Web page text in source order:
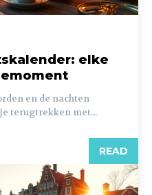
elke
en de nachten
terugtrekken met...
READ